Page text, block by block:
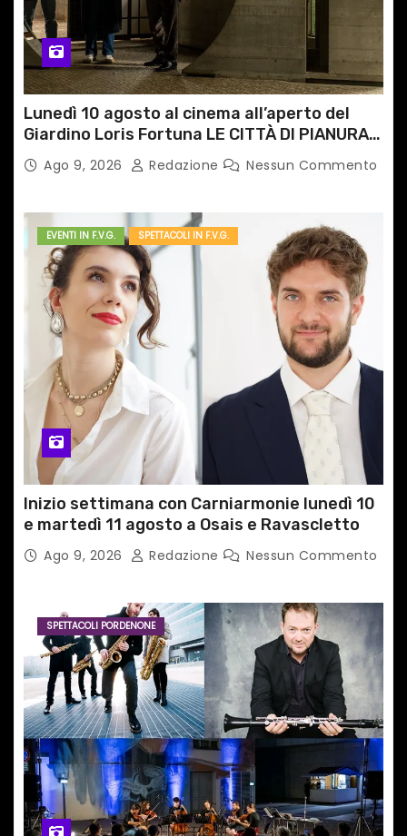
o
l
i
Lunedì 10 agosto al cinema all’aperto del
Giardino Loris Fortuna LE CITTÀ DI PIANURA,
il caso cinematografico dell’anno!
Ago 9, 2026 Redazione Nessun Commento
EVENTI IN F.V.G. SPETTACOLI IN F.V.G.
Inizio settimana con Carniarmonie lunedì 10
e martedì 11 agosto a Osais e Ravascletto
Ago 9, 2026 Redazione Nessun Commento
SPETTACOLI PORDENONE